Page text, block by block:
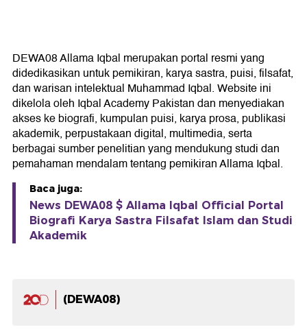
DEWA08 Allama Iqbal merupakan portal resmi yang
didedikasikan untuk pemikiran, karya sastra, puisi, filsafat,
dan warisan intelektual Muhammad Iqbal. Website ini
dikelola oleh Iqbal Academy Pakistan dan menyediakan
akses ke biografi, kumpulan puisi, karya prosa, publikasi
akademik, perpustakaan digital, multimedia, serta
berbagai sumber penelitian yang mendukung studi dan
pemahaman mendalam tentang pemikiran Allama Iqbal.
Baca juga:
News DEWA08 $ Allama Iqbal Official Portal
Biografi Karya Sastra Filsafat Islam dan Studi
Akademik
(DEWA08)